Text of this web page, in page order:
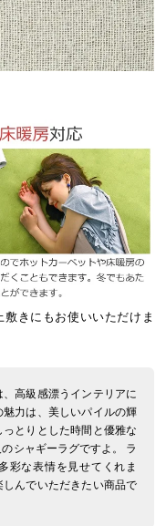
敷きにもお使いいただけま
高級感漂うインテリアに
力は、美しいパイルの輝
とりとした時間と優雅な
シャギーラグですよ。
ラ
彩な表情を見せてくれま
んでいただきたい商品で